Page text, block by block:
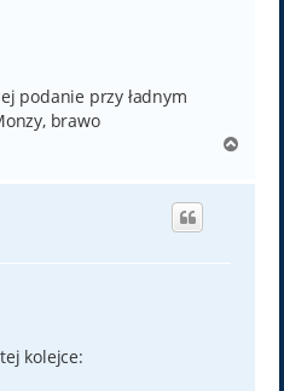
podanie przy ładnym
brawo
g
kolejce: